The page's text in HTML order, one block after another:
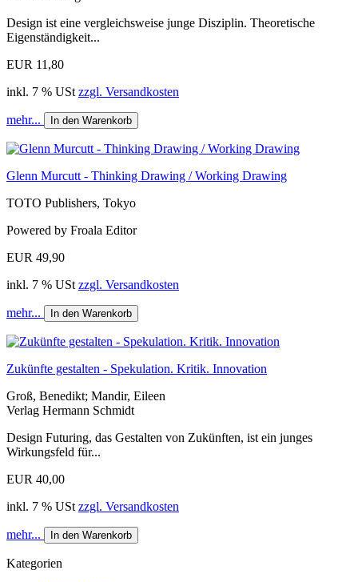
Design ist eine vergleichsweise junge Disziplin. Theoretische
Eigenständigkeit...
EUR 11,80
inkl. 7 % USt zzgl. Versandkosten
mehr... In den Warenkorb
Glenn Murcutt - Thinking Drawing / Working Drawing
TOTO Publishers, Tokyo
Powered by Froala Editor
EUR 49,90
inkl. 7 % USt zzgl. Versandkosten
mehr... In den Warenkorb
Zukünfte gestalten - Spekulation. Kritik. Innovation
Groß, Benedikt; Mandir, Eileen
Verlag Hermann Schmidt
Design Futuring, das Gestalten von Zukünften, ist ein junges
Wirkungsfeld für...
EUR 40,00
inkl. 7 % USt zzgl. Versandkosten
mehr... In den Warenkorb
Kategorien